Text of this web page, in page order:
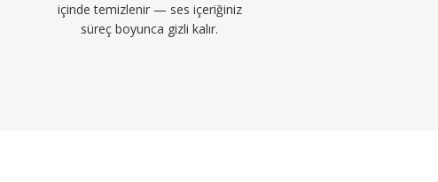
içinde temizlenir — ses içeriğiniz
süreç boyunca gizli kalır.